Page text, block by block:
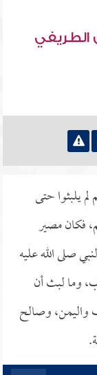
الطريفي
يلبثوا حتى
فكان مصير
صلى الله عليه
وما لبث أن
واليمن، وصالح